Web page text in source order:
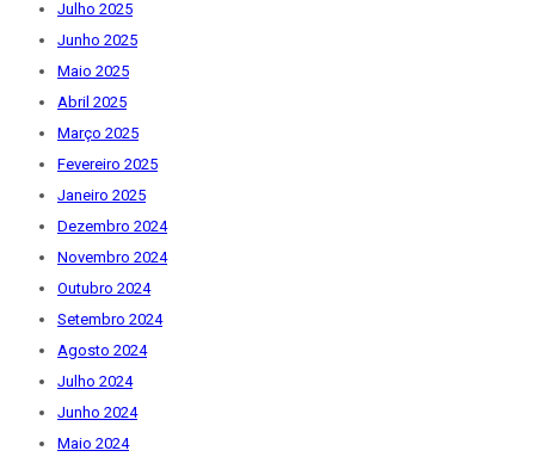
Julho 2025
Junho 2025
Maio 2025
Abril 2025
Março 2025
Fevereiro 2025
Janeiro 2025
Dezembro 2024
Novembro 2024
Outubro 2024
Setembro 2024
Agosto 2024
Julho 2024
Junho 2024
Maio 2024